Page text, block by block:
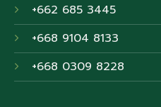
+662 685 3445
+668 9104 8133
+668 0309 8228